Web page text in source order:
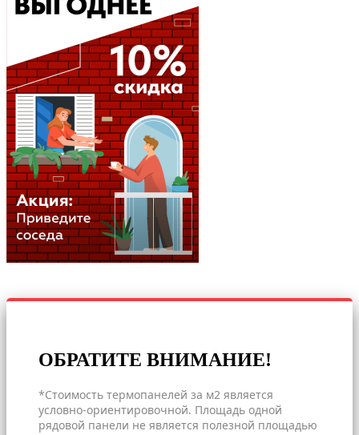
ОБРАТИТЕ ВНИМАНИЕ!
*Стоимость термопанелей за м2 является
условно-ориентировочной. Площадь одной
рядовой панели не является полезной площадью